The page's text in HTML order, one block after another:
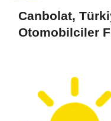
Canbolat,
Otomobilciler